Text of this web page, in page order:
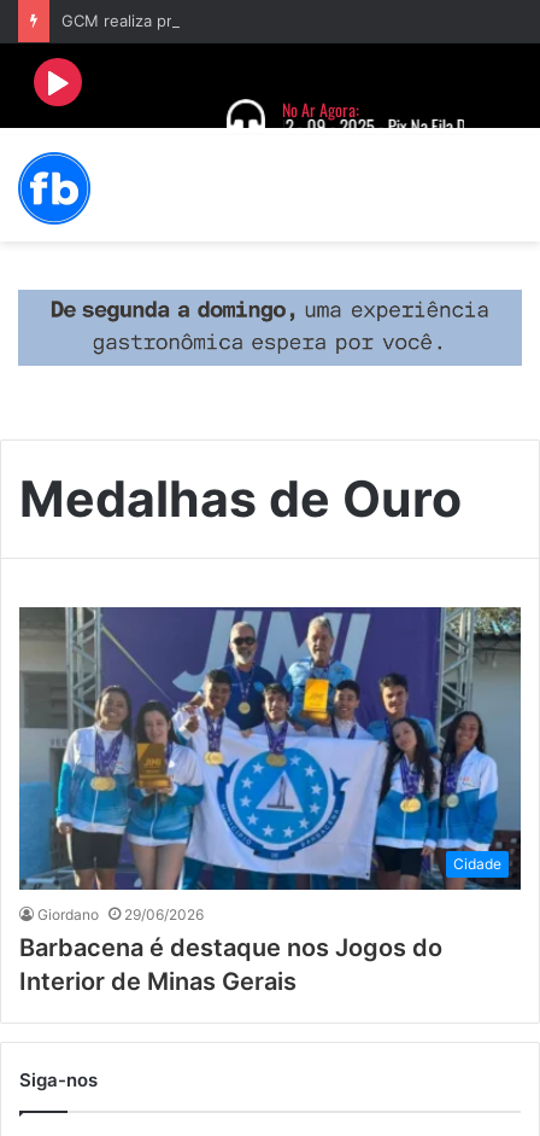
Medalhas de Ouro
Cidade
Giordano 29/06/2026
Barbacena é destaque nos Jogos do
Interior de Minas Gerais
Siga-nos